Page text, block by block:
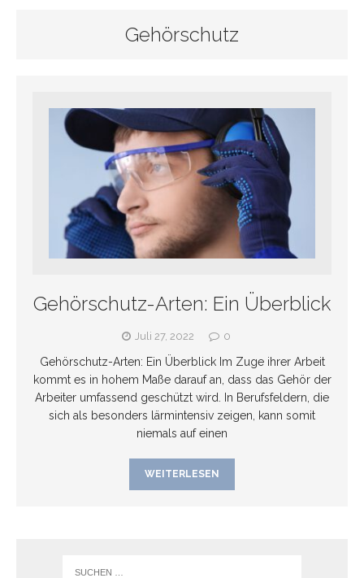
Gehörschutz
Gehörschutz-Arten: Ein Überblick
Juli 27, 2022 0
Gehörschutz-Arten: Ein Überblick Im Zuge ihrer Arbeit
kommt es in hohem Maße darauf an, dass das Gehör der
Arbeiter umfassend geschützt wird. In Berufsfeldern, die
sich als besonders lärmintensiv zeigen, kann somit
niemals auf einen
WEITERLESEN